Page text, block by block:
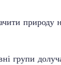
природу
групи